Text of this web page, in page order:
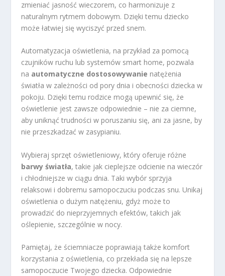
zmieniać jasność wieczorem, co harmonizuje z
naturalnym rytmem dobowym. Dzięki temu dziecko
może łatwiej się wyciszyć przed snem.
Automatyzacja oświetlenia, na przykład za pomocą
czujników ruchu lub systemów smart home, pozwala
na automatyczne dostosowywanie natężenia
światła w zależności od pory dnia i obecności dziecka w
pokoju. Dzięki temu rodzice mogą upewnić się, że
oświetlenie jest zawsze odpowiednie – nie za ciemne,
aby uniknąć trudności w poruszaniu się, ani za jasne, by
nie przeszkadzać w zasypianiu.
Wybieraj sprzęt oświetleniowy, który oferuje różne
barwy światła, takie jak cieplejsze odcienie na wieczór
i chłodniejsze w ciągu dnia. Taki wybór sprzyja
relaksowi i dobremu samopoczuciu podczas snu. Unikaj
oświetlenia o dużym natężeniu, gdyż może to
prowadzić do nieprzyjemnych efektów, takich jak
oślepienie, szczególnie w nocy.
Pamiętaj, że ściemniacze poprawiają także komfort
korzystania z oświetlenia, co przekłada się na lepsze
samopoczucie Twojego dziecka. Odpowiednie